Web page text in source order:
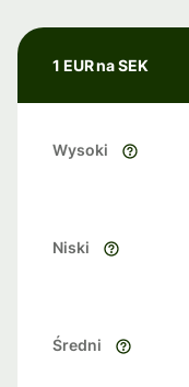
1 EUR na SEK
Wysoki
Niski
Średni